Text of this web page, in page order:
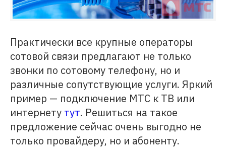
Практически все крупные операторы
сотовой связи предлагают не только
звонки по сотовому телефону, но и
различные сопутствующие услуги. Яркий
пример — подключение МТС к ТВ или
интернету тут. Решиться на такое
предложение сейчас очень выгодно не
только провайдеру, но и абоненту.